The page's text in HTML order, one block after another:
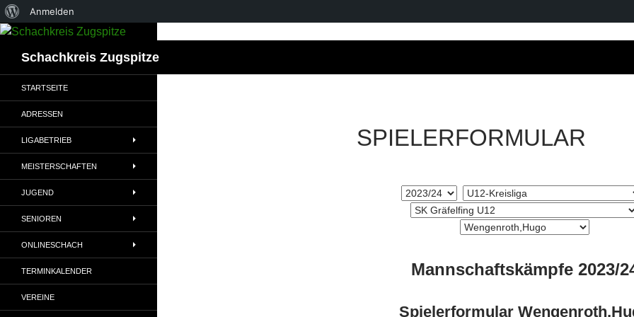
Über
WordPress
Anmelden
Zum
springenSchachkreis Zugspitze
SPIELERFORMULAR
Mannschaftskämpfe 2023/
Spielerformular
STARTSEITE
ADRESSEN
LIGABETRIEB
MEISTERSCHAFTEN
JUGEND
SENIOREN
ONLINESCHACH
TERMINKALENDER
VEREINE